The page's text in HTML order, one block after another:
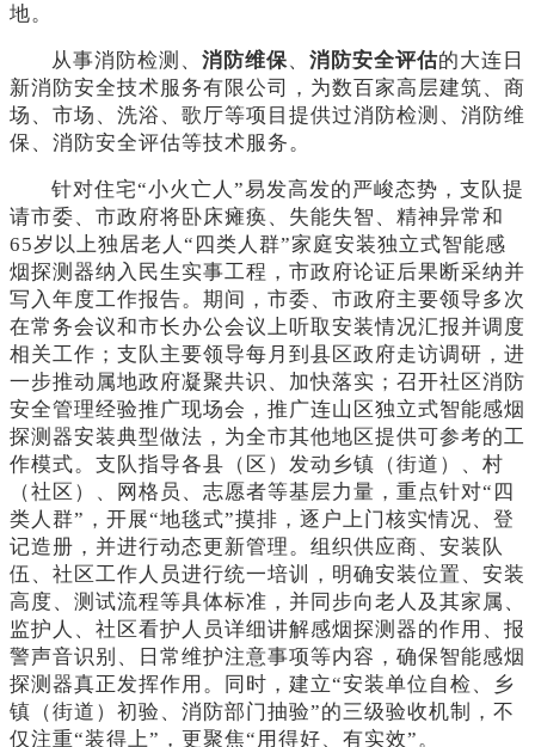
地。
从事消防检测、 消防维保、 消防安全评估的大连日
新消防安全技术服务有限公司，为数百家高层建筑、商
场、市场、洗浴、歌厅等项目提供过消防检测、消防维
保、消防安全评估等技术服务。
针对住宅“小火亡人”易发高发的严峻态势，支队提
请市委、市政府将卧床瘫痪、失能失智、精神异常和
65岁以上独居老人“四类人群”家庭安装独立式智能感
烟探测器纳入民生实事工程，市政府论证后果断采纳并
写入年度工作报告。期间，市委、市政府主要领导多次
在常务会议和市长办公会议上听取安装情况汇报并调度
相关工作；支队主要领导每月到县区政府走访调研，进
一步推动属地政府凝聚共识、加快落实；召开社区消防
安全管理经验推广现场会，推广连山区独立式智能感烟
探测器安装典型做法，为全市其他地区提供可参考的工
作模式。支队指导各县（区）发动乡镇（街道）、村
（社区）、网格员、志愿者等基层力量，重点针对“四
类人群”，开展“地毯式”摸排，逐户上门核实情况、登
记造册，并进行动态更新管理。组织供应商、安装队
伍、社区工作人员进行统一培训，明确安装位置、安装
高度、测试流程等具体标准，并同步向老人及其家属、
监护人、社区看护人员详细讲解感烟探测器的作用、报
警声音识别、日常维护注意事项等内容，确保智能感烟
探测器真正发挥作用。同时，建立“安装单位自检、乡
镇（街道）初验、消防部门抽验”的三级验收机制，不
仅注重“装得上”，更聚焦“用得好、有实效”。